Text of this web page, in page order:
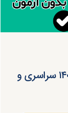
زمان انتخاب رشته کارشناسی ارشد ۱۴۰۰ سراسری و